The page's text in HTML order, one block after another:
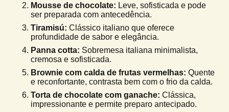
Mousse de chocolate: Leve, sofisticada e pode
ser preparada com antecedência.
Tiramisú: Clássico italiano que oferece
profundidade de sabor e elegância.
Panna cotta: Sobremesa italiana minimalista,
cremosa e sofisticada.
Brownie com calda de frutas vermelhas: Quente
e reconfortante, contrasta bem com o frio da calda.
Torta de chocolate com ganache: Clássica,
impressionante e permite preparo antecipado.